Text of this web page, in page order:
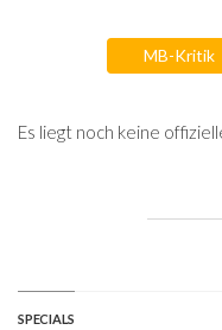
MB-Kritik
Es liegt noch keine
SPECIALS